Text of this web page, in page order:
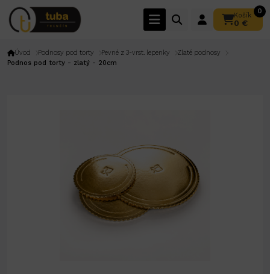
Košík
0
0 €
Úvod Podnosy pod torty Pevné z 3-vrst. lepenky
Zlaté podnosy
Podnos pod torty - zlatý - 20cm